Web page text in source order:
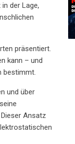
der Lage,
präsentiert.
kann – und
bestimmt.
und über
Ansatz